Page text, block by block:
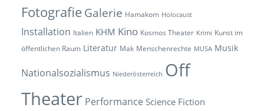
Fotografie Galerie Hamakom Holocaust
Installation Italien KHM Kino Kosmos Theater Krimi Kunst im
öffentlichen Raum Literatur Mak Menschenrechte MUSA Musik
Nationalsozialismus Niederösterreich Off
Theater Performance Science Fiction